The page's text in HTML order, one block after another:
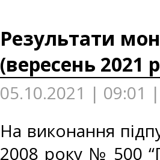
Результати
(вересень 2021
05.10.2021 | 09:01
На виконання
2008 року № 500